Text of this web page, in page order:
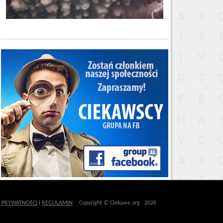
PRYWATNOŚCI i REGULAMIN Copyright © Ciekawe.org 2026